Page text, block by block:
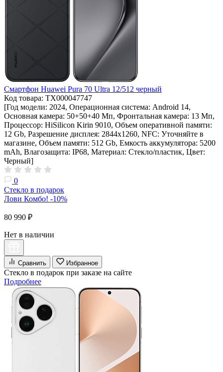
Смартфон Huawei Pura 70 Ultra 12/512 черный
Код товара: ТХ000047747
[Год модели: 2024, Операционная система: Android 14,
Основная камера: 50+50+40 Мп, Фронтальная камера: 13 Мп,
Процессор: HiSilicon Kirin 9010, Объем оперативной памяти:
12 Gb, Разрешение дисплея: 2844х1260, NFC: Уточняйте в
магазине, Объем памяти: 512 Gb, Емкость аккумулятора: 5200
mAh, Влагозащита: IP68, Материал: Стекло/пластик, Цвет:
Черный]
0
Стекло в подарок
Лови Комбо! -10%
80 990 ₽
Нет в наличии
Сравнить Избранное
Стекло в подарок при заказе на сайте
Подробнее